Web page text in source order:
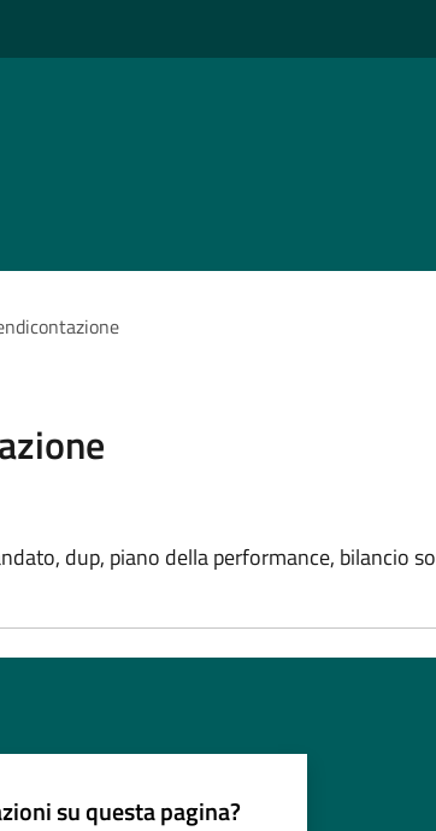
dup, piano della performance, bilancio
su questa pagina?